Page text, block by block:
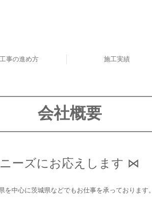
工事の進め方 施工実績
会社概要
ーズにお応えします ⋈
心に茨城県などでもお仕事を承っております。